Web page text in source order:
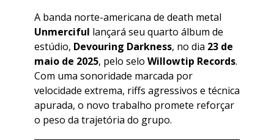
A banda norte-americana de death metal
Unmerciful lançará seu quarto álbum de
estúdio, Devouring Darkness, no dia 23 de
maio de 2025, pelo selo Willowtip Records.
Com uma sonoridade marcada por
velocidade extrema, riffs agressivos e técnica
apurada, o novo trabalho promete reforçar
o peso da trajetória do grupo.